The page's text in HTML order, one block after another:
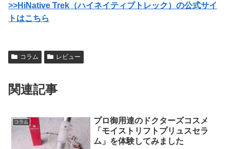
>>HiNative Trek（ハイネイティブトレック）の公式サイ
トはこちら
コラム レビュー
関連記事
コラム
プロ御用達のドクターズコスメ
「モイストリフトプリュスセラ
ム」を体験してみました